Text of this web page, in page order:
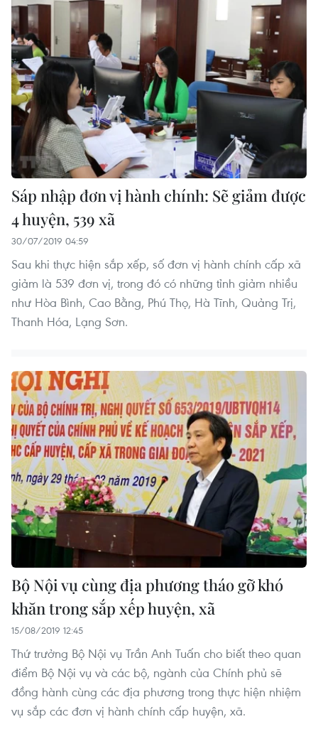
Sáp nhập đơn vị hành chính: Sẽ giảm được
4 huyện, 539 xã
30/07/2019 04:59
Sau khi thực hiện sắp xếp, số đơn vị hành chính cấp xã
giảm là 539 đơn vị, trong đó có những tỉnh giảm nhiều
như Hòa Bình, Cao Bằng, Phú Thọ, Hà Tĩnh, Quảng Trị,
Thanh Hóa, Lạng Sơn.
Bộ Nội vụ cùng địa phương tháo gỡ khó
khăn trong sắp xếp huyện, xã
15/08/2019 12:45
Thứ trưởng Bộ Nội vụ Trần Anh Tuấn cho biết theo quan
điểm Bộ Nội vụ và các bộ, ngành của Chính phủ sẽ
đồng hành cùng các địa phương trong thực hiện nhiệm
vụ sắp các đơn vị hành chính cấp huyện, xã.